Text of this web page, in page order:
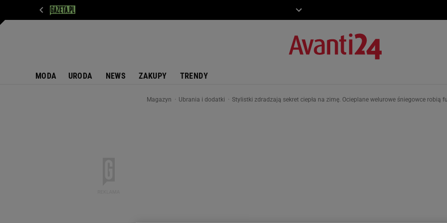
MODA URODA NEWS ZAKUPY TRENDY
Magazyn Ubrania i dodatki Stylistki zdradzają sekret ciepła na zimę. Ocieplane welurowe śniegowce robią